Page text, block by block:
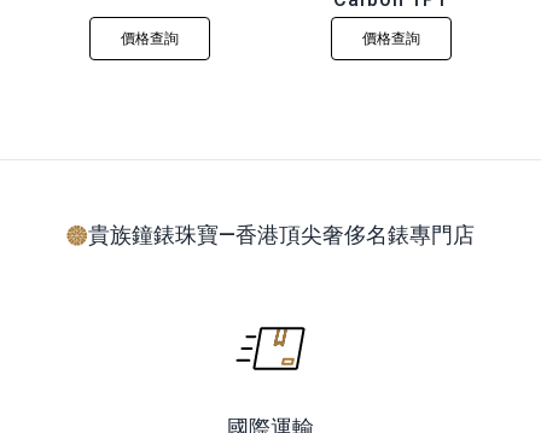
價格查詢 價格查詢
貴族鐘錶珠寶—香港頂尖奢侈名錶專門店
國際運輸